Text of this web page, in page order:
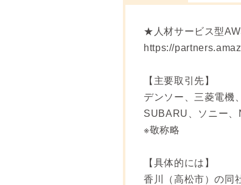
★人材サービス型
https://
【主要取引先】
デンソー、三菱電機
SUBARU、ソニー、
※敬称略
【具体的には】
香川（高松市）の同